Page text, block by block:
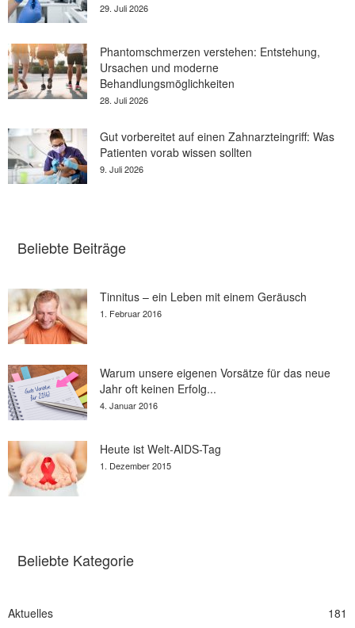
29. Juli 2026
Phantomschmerzen verstehen: Entstehung,
Ursachen und moderne
Behandlungsmöglichkeiten
28. Juli 2026
Gut vorbereitet auf einen Zahnarzteingriff: Was
Patienten vorab wissen sollten
9. Juli 2026
Beliebte Beiträge
Tinnitus – ein Leben mit einem Geräusch
1. Februar 2016
Warum unsere eigenen Vorsätze für das neue
Jahr oft keinen Erfolg...
4. Januar 2016
Heute ist Welt-AIDS-Tag
1. Dezember 2015
Beliebte Kategorie
Aktuelles
181